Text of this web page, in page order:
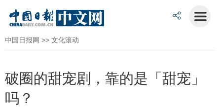
中国日报网 >> 文化滚动
破圈的甜宠剧，靠的是「甜宠」
吗？